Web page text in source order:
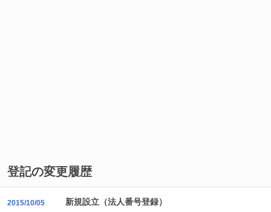
登記の変更履歴
2015/10/05 新規設立（法人番号登録）